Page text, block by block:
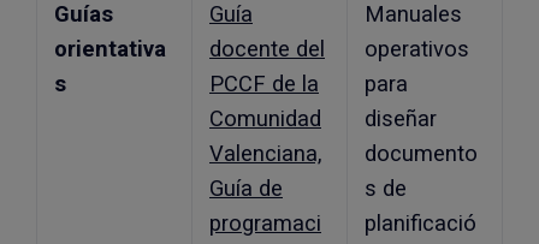
Guías
orientativa
s
Guía
docente del
PCCF de la
Comunidad
Valenciana,
Guía de
programaci
Manuales
operativos
para
diseñar
documento
s de
planificació